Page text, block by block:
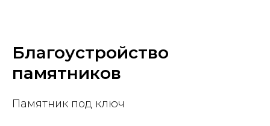
Благоустройство
памятников
Памятник под ключ